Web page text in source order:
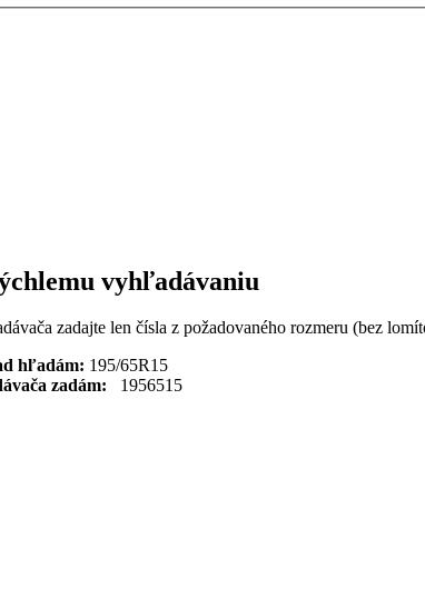
vyhľadávaniu
zadajte len čísla z požadovaného rozmeru (bez
hľadám: 195/65R15
zadám: 1956515